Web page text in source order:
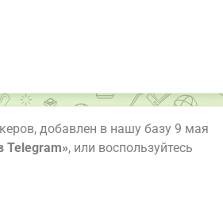
добавлен в нашу базу 9 мая
Telegram», или воспользуйтесь